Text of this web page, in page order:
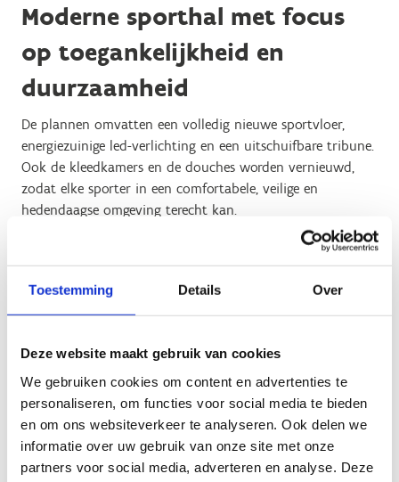
Toestemming Details Over
Deze website maakt gebruik van cookies
We gebruiken cookies om content en advertenties te
personaliseren, om functies voor social media te bieden
en om ons websiteverkeer te analyseren. Ook delen we
informatie over uw gebruik van onze site met onze
partners voor social media, adverteren en analyse. Deze
Moderne sporthal met focus
op toegankelijkheid en
duurzaamheid
De plannen omvatten een volledig nieuwe sportvloer,
energiezuinige led-verlichting en een uitschuifbare tribune.
Ook de kleedkamers en de douches worden vernieuwd,
zodat elke sporter in een comfortabele, veilige en
hedendaagse omgeving terecht kan.
De volledige buitenschil van het complex wordt grondig
aangepakt, met een duidelijke keuze voor duurzame
materialen en energie-efficiënte oplossingen.
Toegankelijkheid staat daarbij centraal. Het vernieuwde
toegankelijkheidslabel voor sportinfrastructuur van Sport
Vlaanderen en Inter binnen te halen. Dat garandeert dat
elke (G-)sporter zich zelfstandig en veilig kan verplaatsen
in én rond het gebouw.
Het complex krijgt een frisse, overzichtelijke inrichting met
een uitgesproken sportieve uitstraling. Extra afscherming